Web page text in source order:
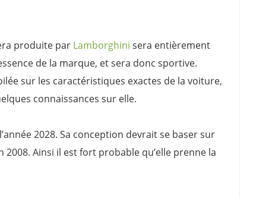
produite par Lamborghini sera entièrement
de la marque, et sera donc sportive.
sur les caractéristiques exactes de la voiture,
connaissances sur elle.
2028. Sa conception devrait se baser sur
Ainsi il est fort probable qu’elle prenne la